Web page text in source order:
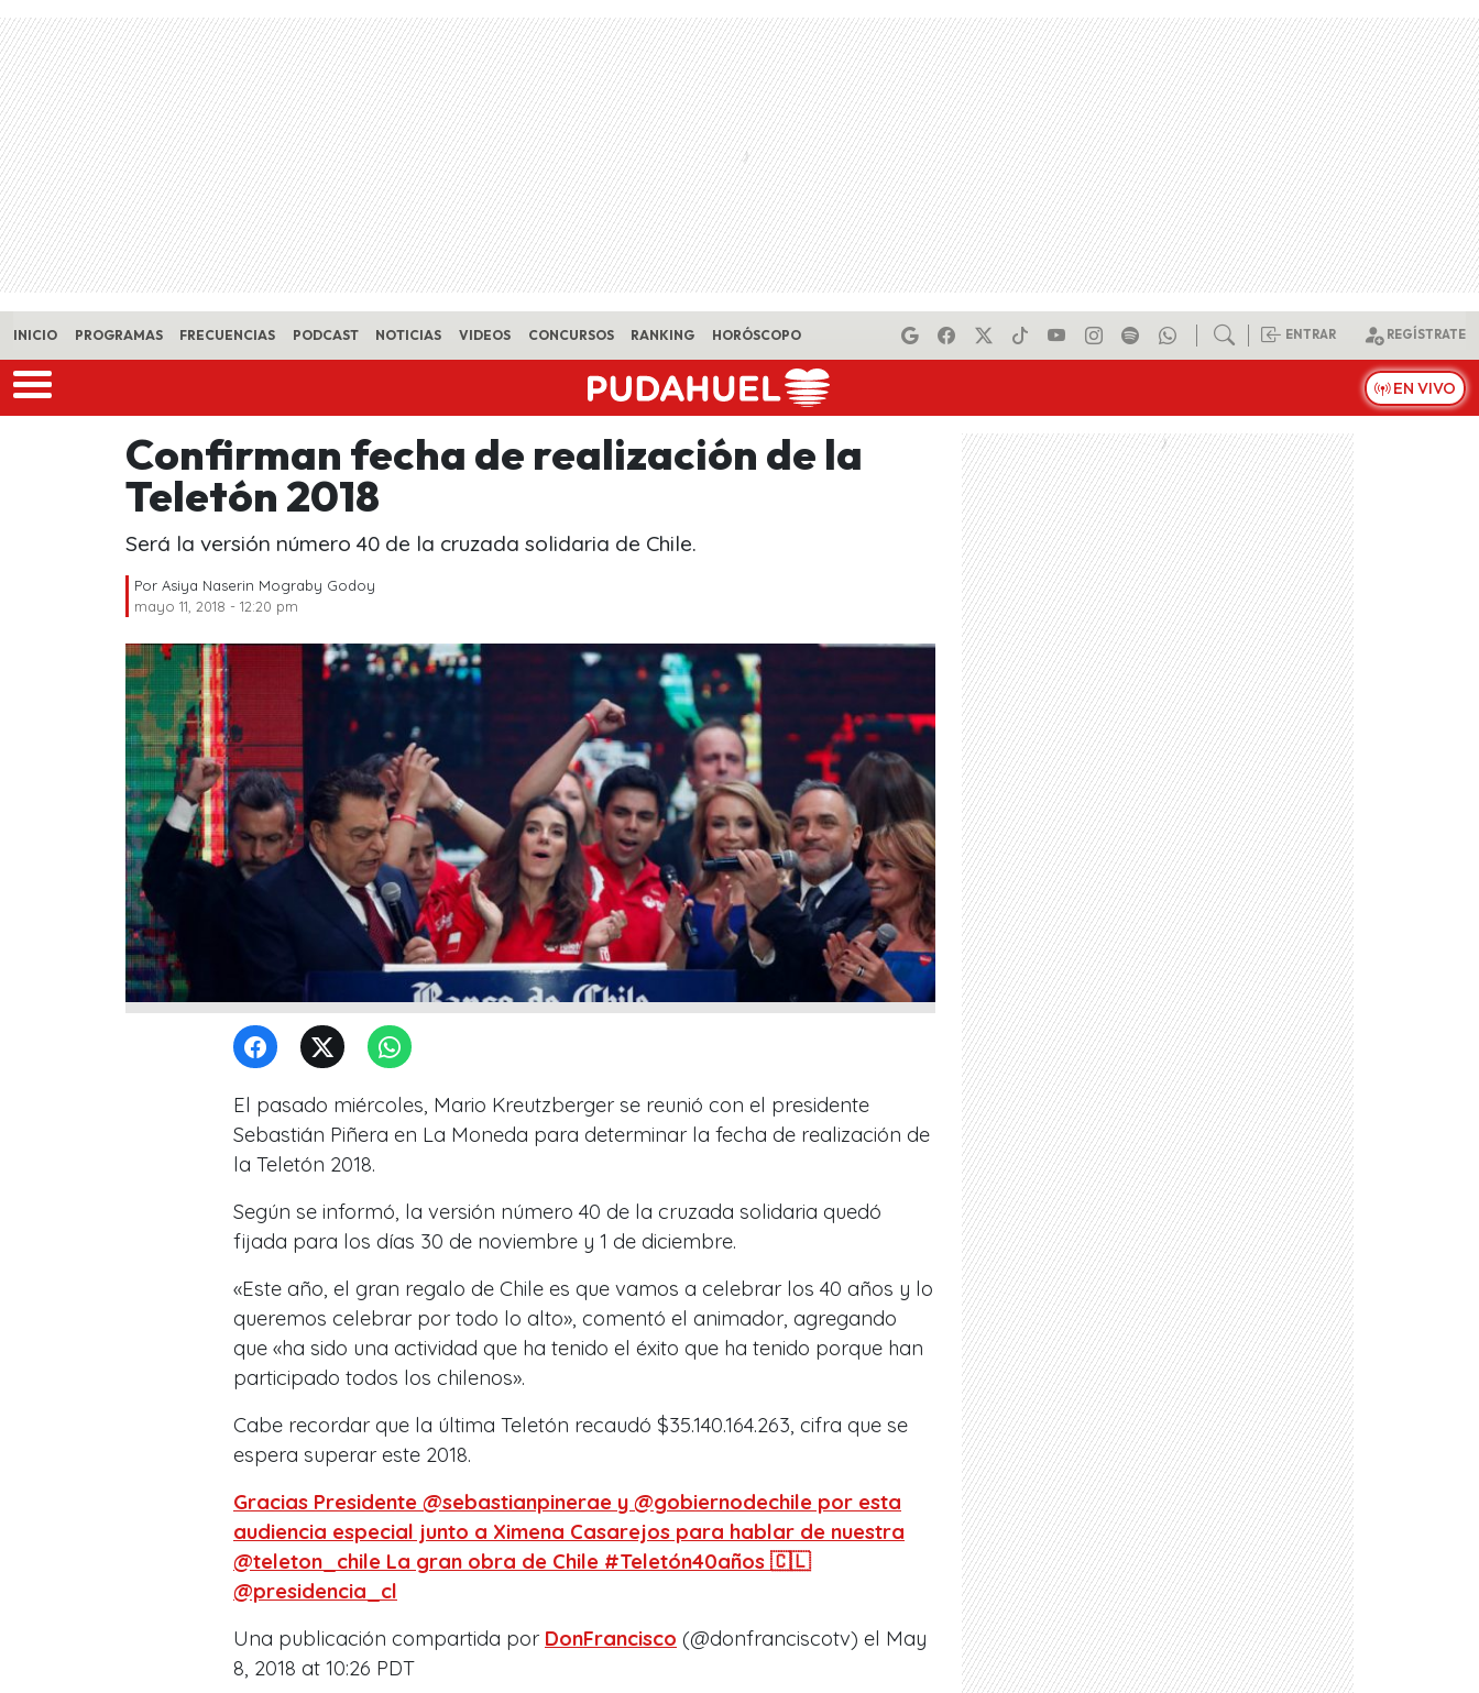
Skip to main content
INICIO PROGRAMAS FRECUENCIAS PODCAST NOTICIAS VIDEOS CONCURSOS RANKING HORÓSCOPO ENTRAR REGÍSTRATE
EN VIVO
Confirman fecha de realización de la
Teletón 2018
Será la versión número 40 de la cruzada solidaria de Chile.
Por Asiya Naserin Mograby Godoy
mayo 11, 2018 - 12:20 pm
El pasado miércoles, Mario Kreutzberger se reunió con el presidente
Sebastián Piñera en La Moneda para determinar la fecha de realización de
la Teletón 2018.
Según se informó, la versión número 40 de la cruzada solidaria quedó
fijada para los días 30 de noviembre y 1 de diciembre.
«Este año, el gran regalo de Chile es que vamos a celebrar los 40 años y lo
queremos celebrar por todo lo alto», comentó el animador, agregando
que «ha sido una actividad que ha tenido el éxito que ha tenido porque han
participado todos los chilenos».
Cabe recordar que la última Teletón recaudó $35.140.164.263, cifra que se
espera superar este 2018.
Gracias Presidente @sebastianpinerae y @gobiernodechile por esta
audiencia especial junto a Ximena Casarejos para hablar de nuestra
@teleton_chile La gran obra de Chile #Teletón40años 🇨🇱
@presidencia_cl
Una publicación compartida por DonFrancisco (@donfranciscotv) el May
8, 2018 at 10:26 PDT